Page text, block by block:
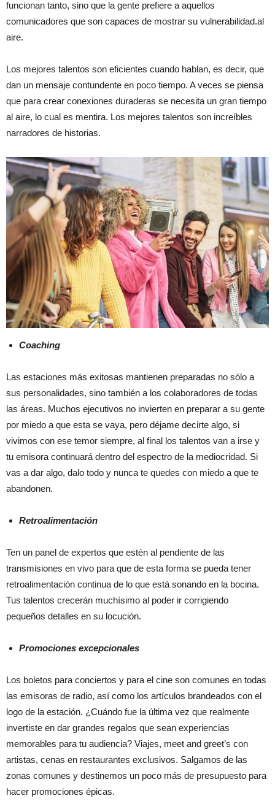
funcionan tanto, sino que la gente prefiere a aquellos
comunicadores que son capaces de mostrar su vulnerabilidad.al
aire.
Los mejores talentos son eficientes cuando hablan, es decir, que
dan un mensaje contundente en poco tiempo. A veces se piensa
que para crear conexiones duraderas se necesita un gran tiempo
al aire, lo cual es mentira. Los mejores talentos son increíbles
narradores de historias.
Coaching
Las estaciones más exitosas mantienen preparadas no sólo a
sus personalidades, sino también a los colaboradores de todas
las áreas. Muchos ejecutivos no invierten en preparar a su gente
por miedo a que esta se vaya, pero déjame decirte algo, si
vivimos con ese temor siempre, al final los talentos van a irse y
tu emisora continuará dentro del espectro de la mediocridad. Si
vas a dar algo, dalo todo y nunca te quedes con miedo a que te
abandonen.
Retroalimentación
Ten un panel de expertos que estén al pendiente de las
transmisiones en vivo para que de esta forma se pueda tener
retroalimentación continua de lo que está sonando en la bocina.
Tus talentos crecerán muchísimo al poder ir corrigiendo
pequeños detalles en su locución.
Promociones excepcionales
Los boletos para conciertos y para el cine son comunes en todas
las emisoras de radio, así como los artículos brandeados con el
logo de la estación. ¿Cuándo fue la última vez que realmente
invertiste en dar grandes regalos que sean experiencias
memorables para tu audiencia? Viajes, meet and greet’s con
artistas, cenas en restaurantes exclusivos. Salgamos de las
zonas comunes y destinemos un poco más de presupuesto para
hacer promociones épicas.